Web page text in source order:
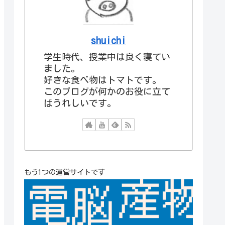
shuichi
学生時代、授業中は良く寝てい
ました。
好きな食べ物はトマトです。
このブログが何かのお役に立て
ばうれしいです。
もう1つの運営サイトです